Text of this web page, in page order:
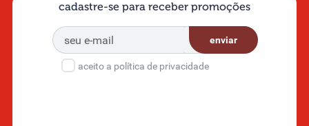
cadastre-se para receber promoções
enviar
aceito a política de privacidade